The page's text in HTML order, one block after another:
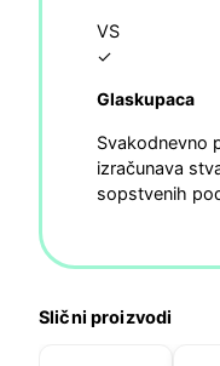
VS
✓
Glaskupaca
Svakodnevno
izračunava
sopstvenih
Slični proizvodi